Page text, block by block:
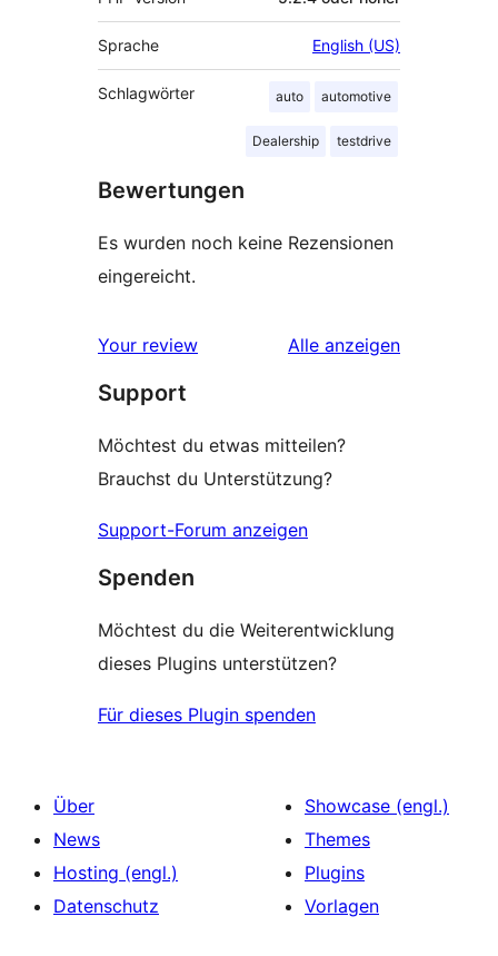
Sprache English (US)
Schlagwörter auto automotive
Dealership testdrive
Bewertungen
Es wurden noch keine Rezensionen
eingereicht.
Your review Alle Rezensionen
anzeigen
Support
Möchtest du etwas mitteilen?
Brauchst du Unterstützung?
Support-Forum anzeigen
Spenden
Möchtest du die Weiterentwicklung
dieses Plugins unterstützen?
Für dieses Plugin spenden
Über
News
Hosting (engl.)
Datenschutz
Showcase (engl.)
Themes
Plugins
Vorlagen